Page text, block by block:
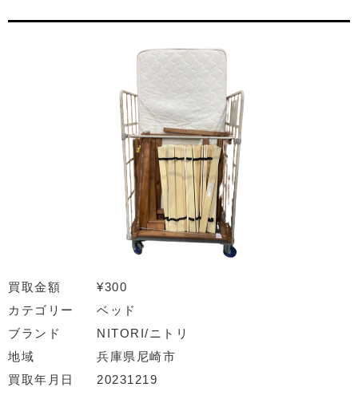
買取金額
¥300
カテゴリー
ベッド
ブランド
NITORI/ニトリ
地域
兵庫県尼崎市
買取年月日
20231219